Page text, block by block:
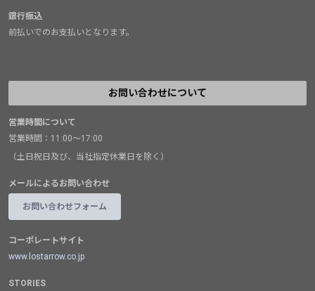
銀行振込
前払いでのお支払いとなります。
お問い合わせについて
営業時間について
営業時間：11:00～17:00
（土日祝日及び、当社指定休業日を除く）
メールによるお問い合わせ
お問い合わせフォーム
コーポレートサイト
www.lostarrow.co.jp
STORIES